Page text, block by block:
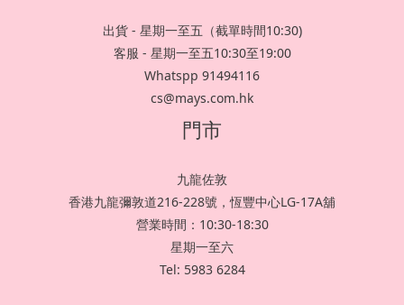
出貨 - 星期一至五（截單時間10:30)
客服 - 星期一至五10:30至19:00
Whatspp 91494116
cs@mays.com.hk
門市
九龍佐敦
香港九龍彌敦道216-228號，恆豐中心LG-17A舖
營業時間：10:30-18:30
星期一至六
Tel: 5983 6284